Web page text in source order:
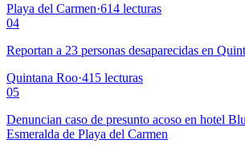
Playa del Carmen·614 lecturas
04
Reportan a 23 personas desaparecidas en
Quintana Roo·415 lecturas
05
Denuncian caso de presunto acoso en hotel
Esmeralda de Playa del Carmen